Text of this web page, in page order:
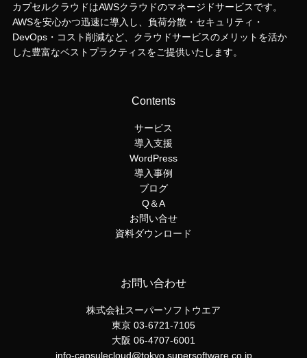
カプセルクラウドはAWSクラウドのマネージドサービスです。
AWSを安心かつ迅速に導入し、負荷分散・セキュリティ・
DevOps・コスト削減など、クラウドサービスのメリットを活か
した豊富なベストプラクティスをご提供いたします。
Contents
サービス
導入支援
WordPress
導入事例
ブログ
Q＆A
お問い合せ
資料ダウンロード
お問い合わせ
株式会社スーパーソフトウエア
東京 03-6721-7105
大阪 06-4707-6001
info-capsulecloud@tokyo.supersoftware.co.jp